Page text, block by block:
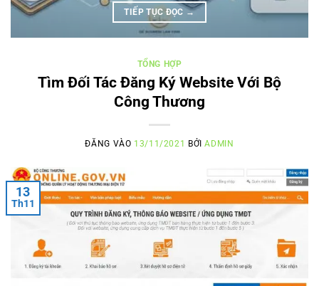
TIẾP TỤC ĐỌC →
TỔNG HỢP
Tìm Đối Tác Đăng Ký Website Với Bộ
Công Thương
ĐĂNG VÀO 13/11/2021 BỞIADMIN
13
Th11